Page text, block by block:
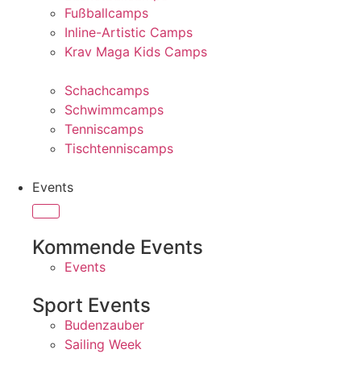
Fußballcamps
Inline-Artistic Camps
Krav Maga Kids Camps
Schachcamps
Schwimmcamps
Tenniscamps
Tischtenniscamps
Events
Kommende Events
Events
Sport Events
Budenzauber
Sailing Week